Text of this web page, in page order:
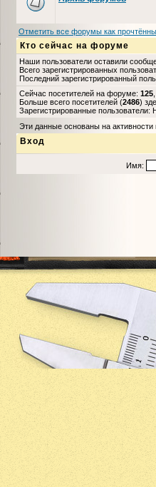
Отметить все форумы как
Кто сейчас на форуме
Наши пользователи оставили
Всего зарегистрированных
Последний зарегистрированный
Сейчас посетителей на форуме: 125
Больше всего посетителей (2486)
Зарегистрированные пользователи:
Эти данные основаны на активности
Вход
Имя: